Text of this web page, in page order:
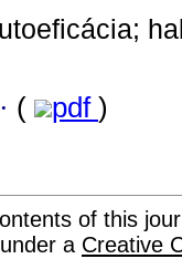
· ( pdf )
of this
under a Creative